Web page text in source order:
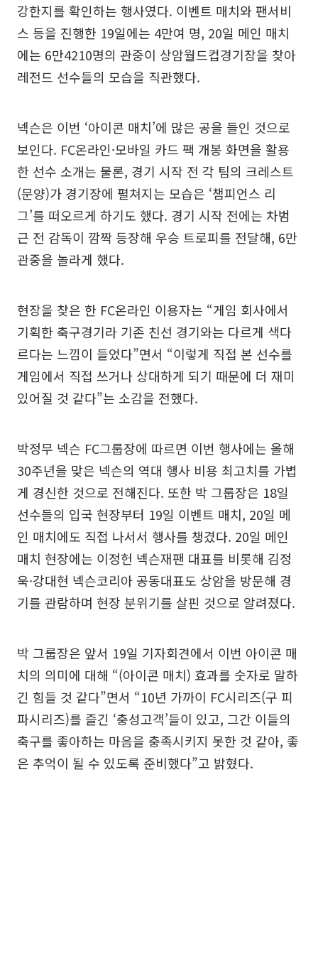
강한지를 확인하는 행사였다. 이벤트 매치와 팬서비
스 등을 진행한 19일에는 4만여 명, 20일 메인 매치
에는 6만4210명의 관중이 상암월드컵경기장을 찾아
레전드 선수들의 모습을 직관했다.
넥슨은 이번 ‘아이콘 매치’에 많은 공을 들인 것으로
보인다. FC온라인·모바일 카드 팩 개봉 화면을 활용
한 선수 소개는 물론, 경기 시작 전 각 팀의 크레스트
(문양)가 경기장에 펼쳐지는 모습은 ‘챔피언스 리
그’를 떠오르게 하기도 했다. 경기 시작 전에는 차범
근 전 감독이 깜짝 등장해 우승 트로피를 전달해, 6만
관중을 놀라게 했다.
현장을 찾은 한 FC온라인 이용자는 “게임 회사에서
기획한 축구경기라 기존 친선 경기와는 다르게 색다
르다는 느낌이 들었다”면서 “이렇게 직접 본 선수를
게임에서 직접 쓰거나 상대하게 되기 때문에 더 재미
있어질 것 같다”는 소감을 전했다.
박정무 넥슨 FC그룹장에 따르면 이번 행사에는 올해
30주년을 맞은 넥슨의 역대 행사 비용 최고치를 가볍
게 경신한 것으로 전해진다. 또한 박 그룹장은 18일
선수들의 입국 현장부터 19일 이벤트 매치, 20일 메
인 매치에도 직접 나서서 행사를 챙겼다. 20일 메인
매치 현장에는 이정헌 넥슨재팬 대표를 비롯해 김정
욱·강대현 넥슨코리아 공동대표도 상암을 방문해 경
기를 관람하며 현장 분위기를 살핀 것으로 알려졌다.
박 그룹장은 앞서 19일 기자회견에서 이번 아이콘 매
치의 의미에 대해 “(아이콘 매치) 효과를 숫자로 말하
긴 힘들 것 같다”면서 “10년 가까이 FC시리즈(구 피
파시리즈)를 즐긴 ‘충성고객’들이 있고, 그간 이들의
축구를 좋아하는 마음을 충족시키지 못한 것 같아, 좋
은 추억이 될 수 있도록 준비했다”고 밝혔다.